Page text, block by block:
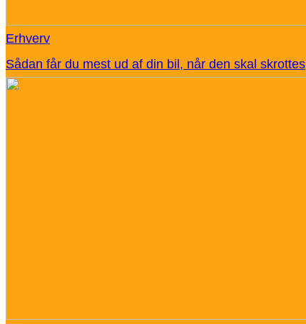
Erhverv
Sådan får du mest ud af din bil, når den skal skrottes